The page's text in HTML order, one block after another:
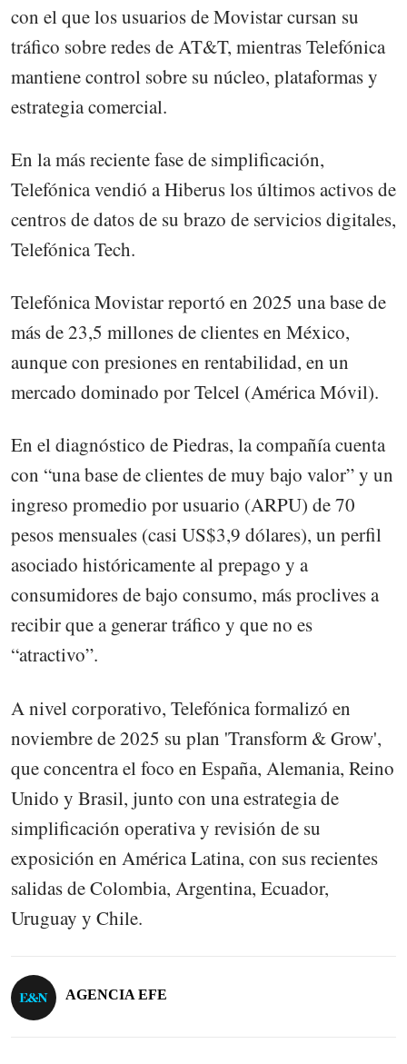
con el que los usuarios de Movistar cursan su
tráfico sobre redes de AT&T, mientras Telefónica
mantiene control sobre su núcleo, plataformas y
estrategia comercial.
En la más reciente fase de simplificación,
Telefónica vendió a Hiberus los últimos activos de
centros de datos de su brazo de servicios digitales,
Telefónica Tech.
Telefónica Movistar reportó en 2025 una base de
más de 23,5 millones de clientes en México,
aunque con presiones en rentabilidad, en un
mercado dominado por Telcel (América Móvil).
En el diagnóstico de Piedras, la compañía cuenta
con “una base de clientes de muy bajo valor” y un
ingreso promedio por usuario (ARPU) de 70
pesos mensuales (casi US$3,9 dólares), un perfil
asociado históricamente al prepago y a
consumidores de bajo consumo, más proclives a
recibir que a generar tráfico y que no es
“atractivo”.
A nivel corporativo, Telefónica formalizó en
noviembre de 2025 su plan 'Transform & Grow',
que concentra el foco en España, Alemania, Reino
Unido y Brasil, junto con una estrategia de
simplificación operativa y revisión de su
exposición en América Latina, con sus recientes
salidas de Colombia, Argentina, Ecuador,
Uruguay y Chile.
AGENCIA EFE